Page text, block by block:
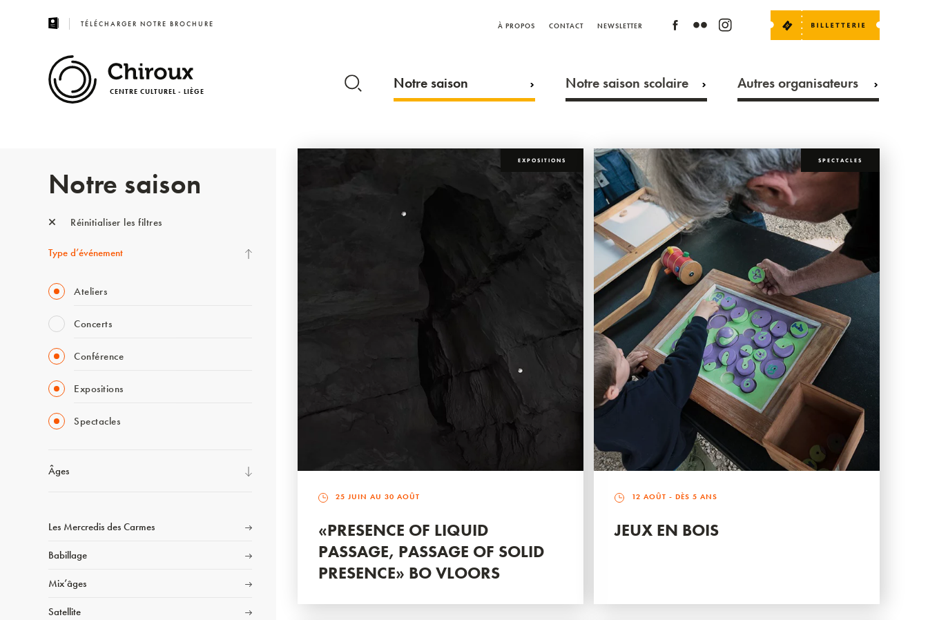
TÉLÉCHARGER NOTRE BROCHURE À PROPOS CONTACT NEWSLETTER
CENTRE CULTUREL - LIÈGE Notre saison Notre saison scolaire Autres organisateurs
Notre saison
Réinitialiser les filtres
Type d’événement
Ateliers
Concerts
Conférence
Expositions
Spectacles
Âges
Les Mercredis des Carmes
Babillage
Mix’âges
Satellite
EXPOSITIONS
25 JUIN AU 30 AOÛT
«PRESENCE OF LIQUID
PASSAGE, PASSAGE OF SOLID
PRESENCE» BO VLOORS
SPECTACLES
12 AOÛT - DÈS 5 ANS
JEUX EN BOIS